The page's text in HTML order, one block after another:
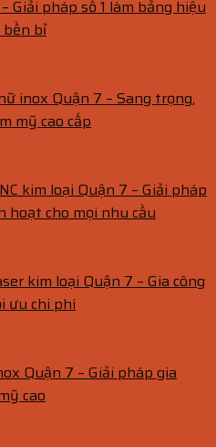
Giải pháp số 1 làm bảng hiệu
bền bỉ
inox Quận 7 – Sang trọng,
mỹ cao cấp
kim loại Quận 7 – Giải pháp
hoạt cho mọi nhu cầu
kim loại Quận 7 – Gia công
ưu chi phí
Quận 7 – Giải pháp gia
cao